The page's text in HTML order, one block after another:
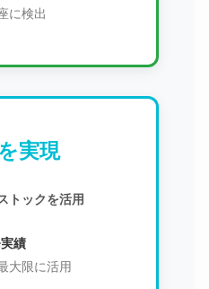
に検出
実現
トックを活用
績
大限に活用